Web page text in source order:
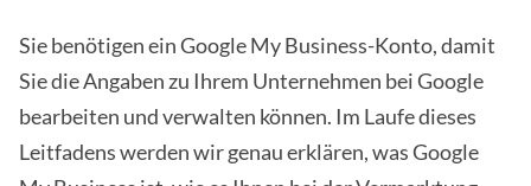
Sie benötigen ein Google My Business-Konto, damit
Sie die Angaben zu Ihrem Unternehmen bei Google
bearbeiten und verwalten können. Im Laufe dieses
Leitfadens werden wir genau erklären, was Google